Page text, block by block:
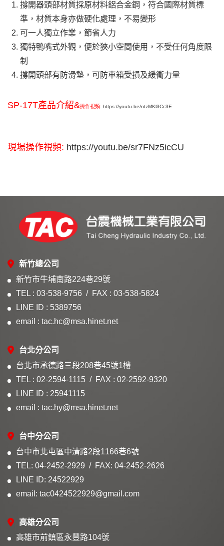
撐開器頭部材質採原材料鋁合金鋼，符合國際材質標
準，材質本身亦做硬化處理，不易變形
可一人獨立作業，節省人力
獨特鴨嘴式外觀，便於狹小空間使用，不受任何角度限
制
撐開頭部有防滑墊，可防車箱受損及緩衝力量
SP-17T產品介紹&操作視頻: https://youtu.be/ntzMKl3Cc3E
現場操作視頻: https://youtu.be/sr7FNz5icCU
新竹總公司
新竹市牛埔南路224巷29號
TEL : 03-538-9756
FAX : 03-538-5824
LINE ID : 5389756
email : tac.hc@msa.hinet.net
台北分公司
台北市承德路三段208巷45號1樓
TEL : 02-2594-1115
FAX : 02-2592-9320
LINE ID : 25941115
email : tac.hy@msa.hinet.net
台中分公司
台中市北屯區中清路2段1166巷6號
TEL: 04-2452-2929
FAX: 04-2452-2626
LINE ID: 24522929
email: tac0424522929@gmail.com
高雄分公司
高雄市前鎮區永豐路104號